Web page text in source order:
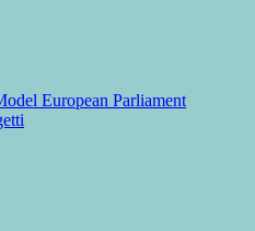
European Parliament